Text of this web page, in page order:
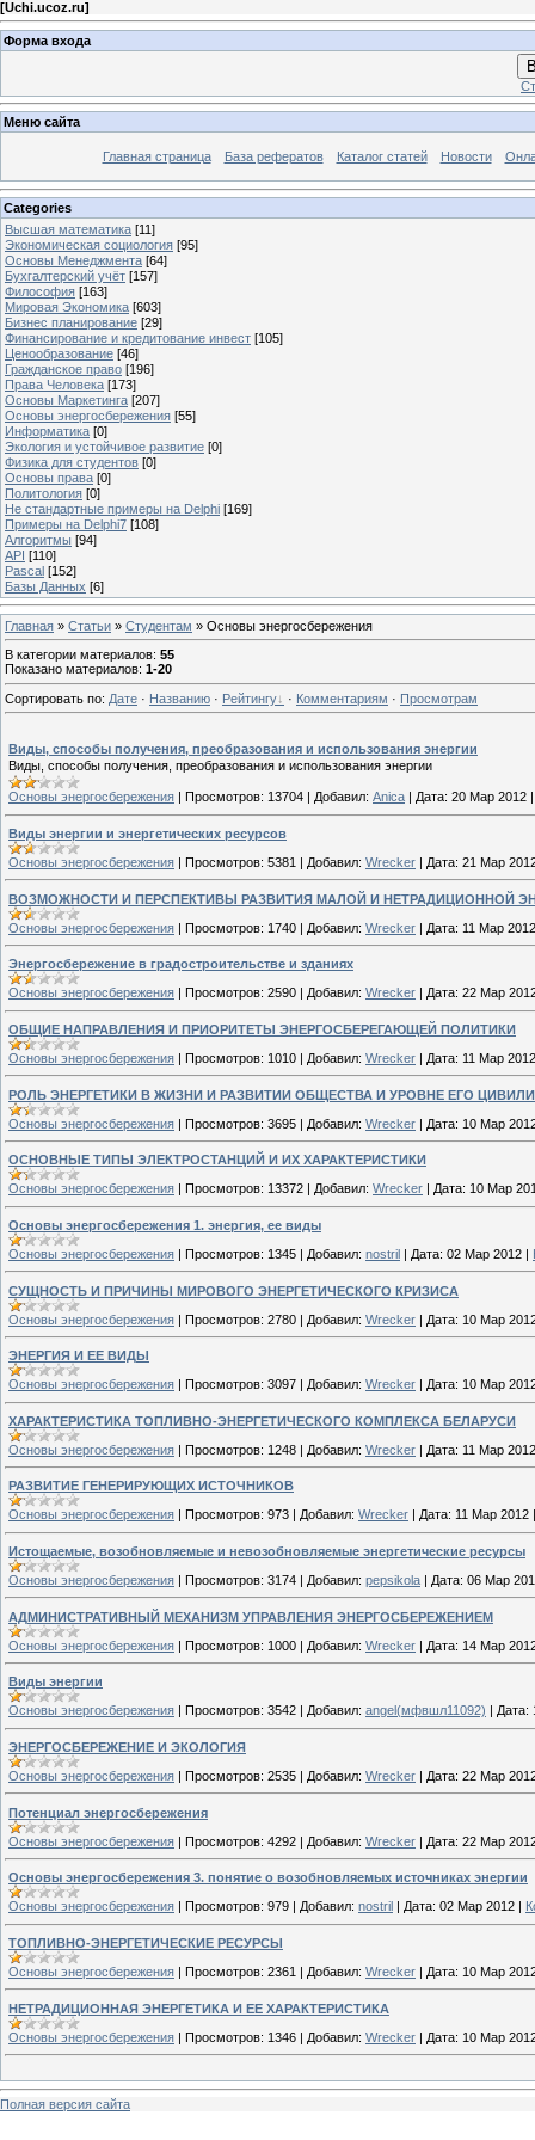
[Uchi.ucoz.ru]
Форма входа
Меню сайта
Главная страница База рефератов Каталог статей Новости
Categories
Высшая математика [11]
Экономическая социология [95]
Основы Менеджмента [64]
Бухгалтерский учёт [157]
Философия [163]
Мировая Экономика [603]
Бизнес планирование [29]
Финансирование и кредитование инвест [105]
Ценообразование [46]
Гражданское право [196]
Права Человека [173]
Основы Маркетинга [207]
Основы энергосбережения [55]
Информатика [0]
Экология и устойчивое развитие [0]
Физика для студентов [0]
Основы права [0]
Политология [0]
Не стандартные примеры на Delphi [169]
Примеры на Delphi7 [108]
Алгоритмы [94]
API [110]
Pascal [152]
Базы Данных [6]
Главная » Статьи » Студентам » Основы энергосбережения
В категории материалов: 55
Показано материалов: 1-20
Сортировать по: Дате · Названию · Рейтингу · Комментариям · Просмотрам
Виды, способы получения, преобразования и использования энергии
Виды, способы получения, преобразования и использования энергии
Основы энергосбережения Просмотров: 13704 Добавил: Anica Дата: 20 Мар 2012
Виды энергии и энергетических ресурсов
Основы энергосбережения | Просмотров: 5381 | Добавил: Wrecker | Дата: 21 Мар
ВОЗМОЖНОСТИ И ПЕРСПЕКТИВЫ РАЗВИТИЯ МАЛОЙ И НЕТРАДИЦИОННОЙ
Основы энергосбережения | Просмотров: 1740 | Добавил: Wrecker | Дата: 11 Мар 2012
Энергосбережение в градостроительстве и зданиях
Основы энергосбережения
Просмотров: 2590 Добавил: Wrecker Дата: 22 Мар
ОБЩИЕ НАПРАВЛЕНИЯ И ПРИОРИТЕТЫ ЭНЕРГОСБЕРЕГАЮЩЕЙ ПОЛИТИКИ
Основы энергосбережения | Просмотров: 1010 | Добавил: Wrecker | Дата: 11 Мар 2012
РОЛЬ ЭНЕРГЕТИКИ В ЖИЗНИ И РАЗВИТИИ ОБЩЕСТВА И УРОВНЕ ЕГО
Основы энергосбережения | Просмотров: 3695 | Добавил: Wrecker | Дата: 10 Мар
ОСНОВНЫЕ ТИПЫ ЭЛЕКТРОСТАНЦИЙ И ИХ ХАРАКТЕРИСТИКИ
Основы энергосбережения
Просмотров: 13372 Добавил: Wrecker Дата: 10 Мар
Основы энергосбережения 1. энергия, ее виды
Основы энергосбережения | Просмотров: 1345 | Добавил: nostril | Дата: 02 Мар 2012 |
СУЩНОСТЬ И ПРИЧИНЫ МИРОВОГО ЭНЕРГЕТИЧЕСКОГО КРИЗИСА
Основы энергосбережения | Просмотров: 2780 | Добавил: Wrecker | Дата: 10 Мар
ЭНЕРГИЯ И ЕЕ ВИДЫ
Основы энергосбережения | Просмотров: 3097 | Добавил: Wrecker | Дата: 10 Мар
ХАРАКТЕРИСТИКА ТОПЛИВНО-ЭНЕРГЕТИЧЕСКОГО КОМПЛЕКСА БЕЛАРУСИ
Основы энергосбережения | Просмотров: 1248 | Добавил: Wrecker | Дата: 11 Мар 2012
РАЗВИТИЕ ГЕНЕРИРУЮЩИХ ИСТОЧНИКОВ
Основы энергосбережения
Просмотров: 973 Добавил: Wrecker Дата: 11 Мар 2012
Истощаемые, возобновляемые и невозобновляемые энергетические ресурсы
Основы энергосбережения | Просмотров: 3174 | Добавил: pepsikola | Дата: 06 Мар
АДМИНИСТРАТИВНЫЙ МЕХАНИЗМ УПРАВЛЕНИЯ ЭНЕРГОСБЕРЕЖЕНИЕМ
Основы энергосбережения | Просмотров: 1000 | Добавил: Wrecker | Дата: 14 Мар
Виды энергии
Основы энергосбережения
Просмотров: 3542 Добавил: angel(мфвшл11092) Дата:
ЭНЕРГОСБЕРЕЖЕНИЕ И ЭКОЛОГИЯ
Основы энергосбережения | Просмотров: 2535 | Добавил: Wrecker | Дата: 22 Мар
Потенциал энергосбережения
Основы энергосбережения | Просмотров: 4292 | Добавил: Wrecker | Дата: 22 Мар
Основы энергосбережения 3. понятие о возобновляемых источниках энергии
Основы энергосбережения
Просмотров: 979 Добавил: nostril Дата: 02 Мар 2012
ТОПЛИВНО-ЭНЕРГЕТИЧЕСКИЕ РЕСУРСЫ
Основы энергосбережения | Просмотров: 2361 | Добавил: Wrecker | Дата: 10 Мар
НЕТРАДИЦИОННАЯ ЭНЕРГЕТИКА И ЕЕ ХАРАКТЕРИСТИКА
Основы энергосбережения | Просмотров: 1346 | Добавил: Wrecker | Дата: 10 Мар
Полная версия сайта